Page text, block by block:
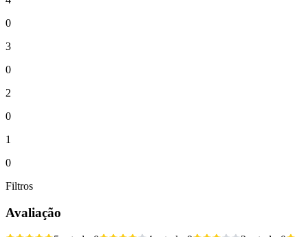
0
3
0
2
0
1
0
Filtros
Avaliação